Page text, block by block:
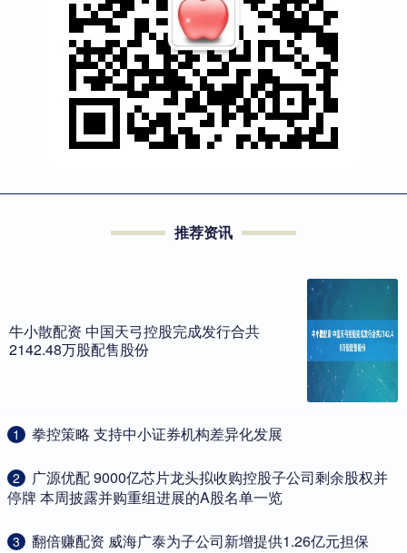
推荐资讯
牛小散配资 中国天弓控股完成发行合共
2142.48万股配售股份
1 ​拳控策略 支持中小证券机构差异化发展
2
​广源优配 9000亿芯片龙头拟收购控股子公司剩余股权并
停牌 本周披露并购重组进展的A股名单一览
3 ​翻倍赚配资 威海广泰为子公司新增提供1.26亿元担保